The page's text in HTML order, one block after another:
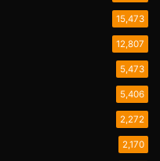
15,473
12,807
5,473
5,406
2,272
2,170